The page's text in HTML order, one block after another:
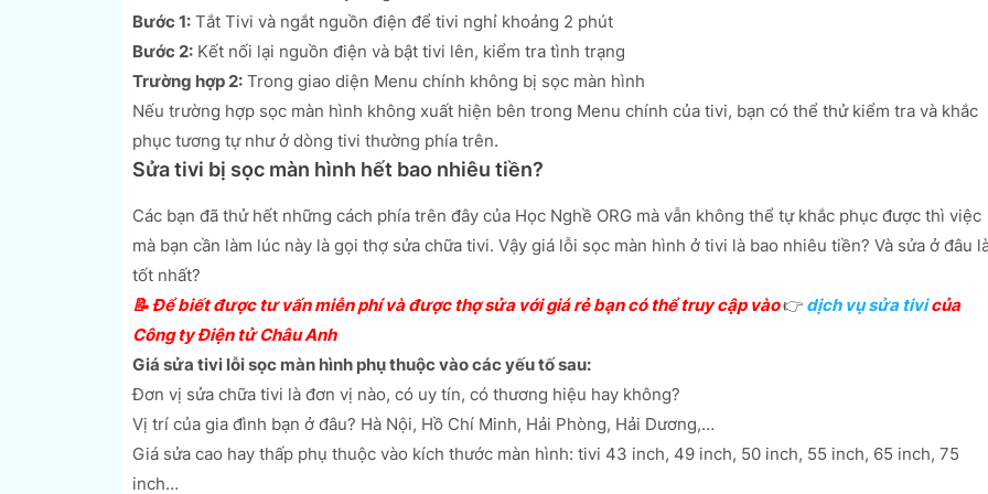
Bước 1: Tắt Tivi và ngắt nguồn điện để tivi nghỉ khoảng 2 phút
Bước 2: Kết nối lại nguồn điện và bật tivi lên, kiểm tra tình trạng
Trường hợp 2:Trong giao diện Menu chính không bị sọc màn hình
Nếu trường hợp sọc màn hình không xuất hiện bên trong Menu chính của tivi, bạn có thể thử kiểm tra và khắc
phục tương tự như ở dòng tivi thường phía trên.
Sửa tivi bị sọc màn hình hết bao nhiêu tiền?
Các bạn đã thử hết những cách phía trên đây của Học Nghề ORG mà vẫn không thể tự khắc phục được thì việc
mà bạn cần làm lúc này là gọi thợ sửa chữa tivi. Vậy giá lỗi sọc màn hình ở tivi là bao nhiêu tiền? Và sửa ở đâu
tốt nhất?
📝 Để biết được tư vấn miễn phí và được thợ sửa với giá rẻ bạn có thể truy cập vào👉 dịch vụ sửa tivicủa
Công ty Điện tử Châu Anh
Giá sửa tivi lỗi sọc màn hình phụ thuộc vào các yếu tố sau:
Đơn vị sửa chữa tivi là đơn vị nào, có uy tín, có thương hiệu hay không?
Vị trí của gia đình bạn ở đâu? Hà Nội, Hồ Chí Minh, Hải Phòng, Hải Dương,…
Giá sửa cao hay thấp phụ thuộc vào kích thước màn hình: tivi 43 inch, 49 inch, 50 inch, 55 inch, 65 inch, 75
inch…